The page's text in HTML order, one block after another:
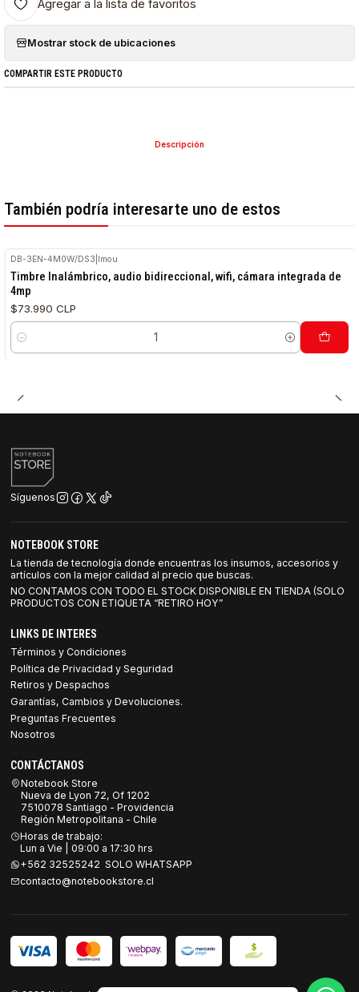
Agregar a la lista de favoritos
Mostrar stock de ubicaciones
COMPARTIR ESTE PRODUCTO
Descripción
También podría interesarte uno de estos
DB-3EN-4M0W/DS3 Imou
Timbre Inalámbrico, audio bidireccional, wifi, cámara integrada de
4mp
$73.990 CLP
Cantidad
Síguenos
NOTEBOOK STORE
La tienda de tecnología donde encuentras los insumos, accesorios y
artículos con la mejor calidad al precio que buscas.
NO CONTAMOS CON TODO EL STOCK DISPONIBLE EN TIENDA (SOLO
PRODUCTOS CON ETIQUETA “RETIRO HOY”
LINKS DE INTERES
Términos y Condiciones
Política de Privacidad y Seguridad
Retiros y Despachos
Garantías, Cambios y Devoluciones.
Preguntas Frecuentes
Nosotros
CONTÁCTANOS
Notebook Store
Nueva de Lyon 72, Of 1202
7510078 Santiago - Providencia
Región Metropolitana - Chile
Horas de trabajo:
Lun a Vie | 09:00 a 17:30 hrs
+562 32525242 SOLO WHATSAPP
contacto@notebookstore.cl